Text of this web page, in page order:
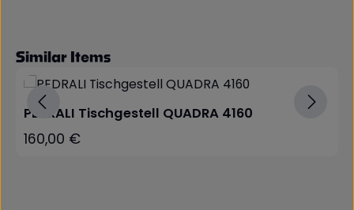
Produktgalerie überspringen
Similar Items
PEDRALI Tischgestell QUADRA 4160
Regulärer Preis:
160,00 €